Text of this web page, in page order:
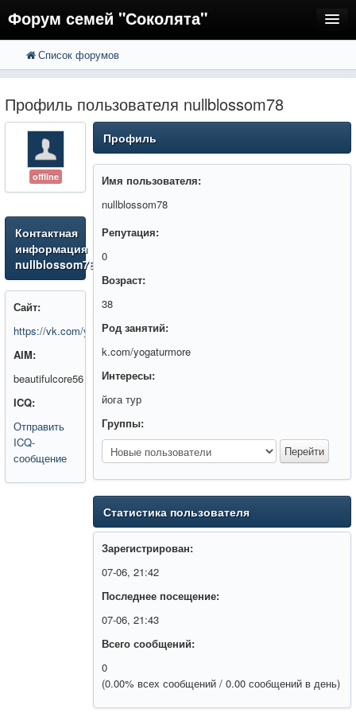
Форум семей "Соколята"
FAQ
Регистрация
Вход
Список форумов
Профиль пользователя nullblossom78
offline
Контактная
информация
nullblossom78
Сайт:
https://vk.com/yogaturmore
AIM:
beautifulcore56
ICQ:
Отправить
ICQ-
сообщение
Профиль
Имя пользователя:
nullblossom78
Репутация:
0
Возраст:
38
Род занятий:
k.com/yogaturmore
Интересы:
йога тур
Группы:
Статистика пользователя
Зарегистрирован:
07-06, 21:42
Последнее посещение:
07-06, 21:43
Всего сообщений:
0
(0.00% всех сообщений / 0.00 сообщений в день)